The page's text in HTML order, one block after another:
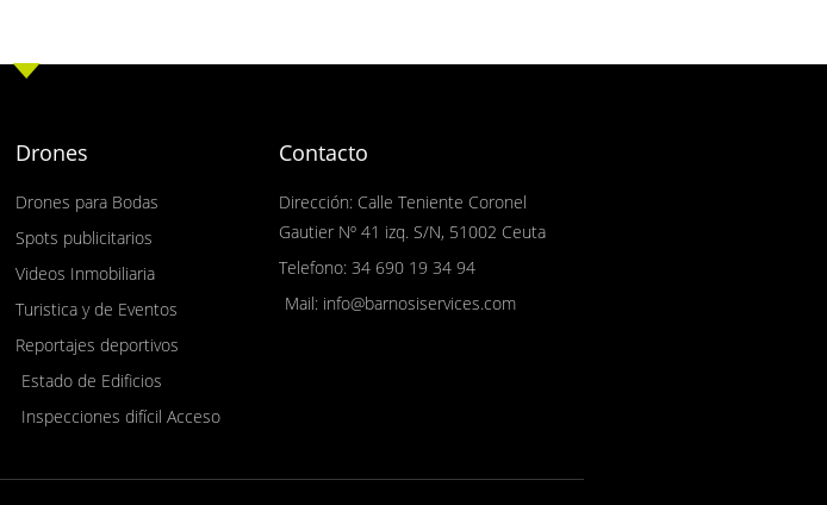
Drones
Drones para Bodas
Spots publicitarios
Videos Inmobiliaria
Turistica y de Eventos
Reportajes deportivos
Estado de Edificios
Inspecciones difícil Acceso
Contacto
Dirección: Calle Teniente Coronel
Gautier Nº 41 izq. S/N, 51002 Ceuta
Telefono: 34 690 19 34 94
Mail: info@barnosiservices.com